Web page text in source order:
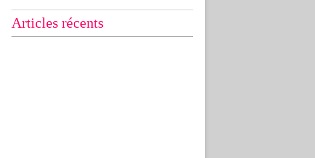
Articles récents